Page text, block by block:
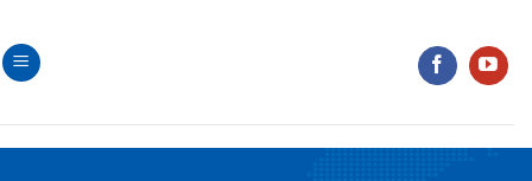
to
content